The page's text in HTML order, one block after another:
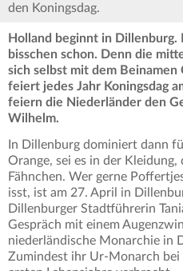
den Koningsdag.
Holland beginnt in Dillenburg.
bisschen schon. Denn die
sich selbst mit dem
feiert jedes Jahr Koningsdag
feiern die Niederländer den
Wilhelm.
In Dillenburg dominiert dann
Orange, sei es in der Kleidung,
Fähnchen. Wer gerne
isst, ist am 27. April in
Dillenburger Stadtführerin
Gespräch mit einem
niederländische Monarchie in
Zumindest ihr Ur-Monarch bei